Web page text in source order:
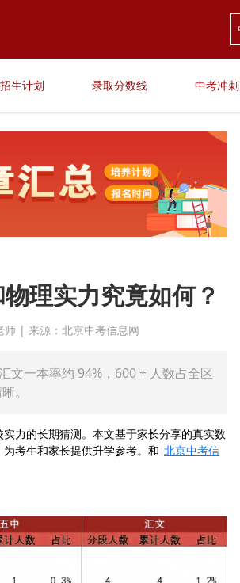
招生计划 录取分数线 中考冲刺
理实力究竟如何？
| 来源：北京中考信息网
文一本率约 94%，600 + 人数占全区
。
力的长期猜测。本文基于家长分享的真实数
考生和家长提供升学参考。和 北京中考信